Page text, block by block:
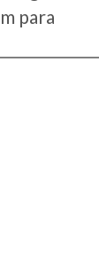
para